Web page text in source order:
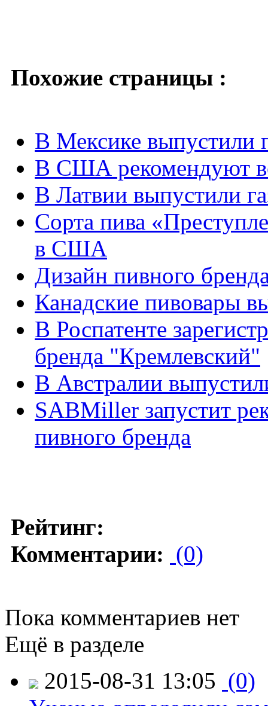
Похожие страницы :
В Мексике выпустили
В США рекомендуют
В Латвии выпустили
Сорта пива
в США
Дизайн пивного
Канадские пивовары
В Роспатенте
бренда "Кремлевский"
В Австралии
SABMiller запустит
пивного бренда
Рейтинг:
Комментарии: (0)
Пока комментариев нет
Ещё в разделе
2015-08-31 13:05 (0)